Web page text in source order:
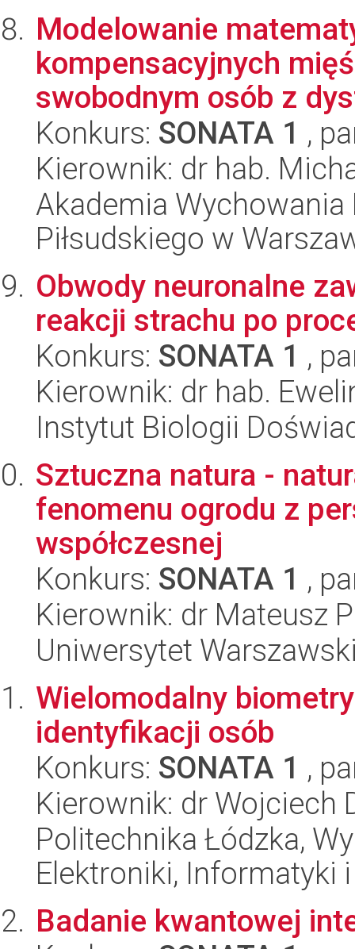
Modelowanie
kompensacyjnych
swobodnym osób z
Konkurs: SONATA 1 ,
Kierownik: dr hab.
Akademia
Piłsudskiego w
Obwody neuronalne
reakcji strachu po
Konkurs: SONATA 1 ,
Kierownik: dr hab.
Instytut Biologii
Sztuczna natura -
fenomenu ogrodu z
współczesnej
Konkurs: SONATA 1 ,
Kierownik: dr Mateusz
Uniwersytet
Wielomodalny
identyfikacji osób
Konkurs: SONATA 1 ,
Kierownik: dr Wojciech
Politechnika Łódzka,
Elektroniki, Informatyki
Badanie kwantowej